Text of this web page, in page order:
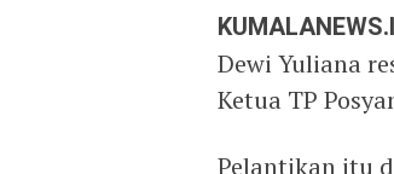
Dewi Yuliana
Ketua TP
Pelantikan itu